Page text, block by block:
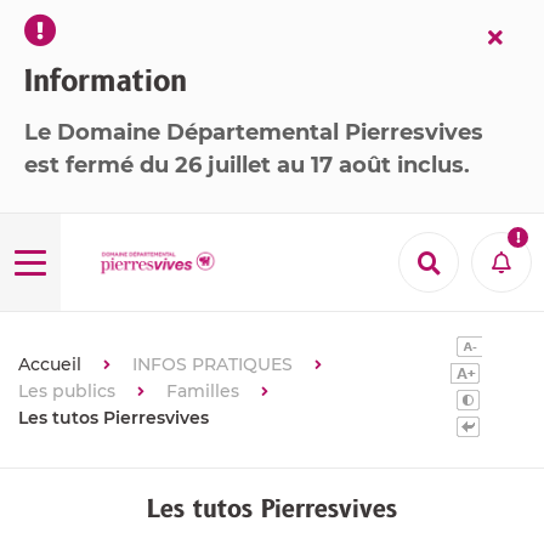
Information
Le Domaine Départemental Pierresvives
est fermé du 26 juillet au 17 août inclus.
Menu 
Accueil
INFOS PRATIQUES
Les publics
Familles
Les tutos Pierresvives
Les tutos Pierresvives